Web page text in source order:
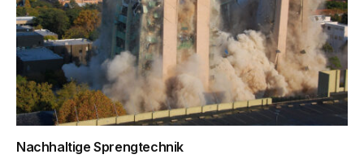
Nachhaltige Sprengtechnik